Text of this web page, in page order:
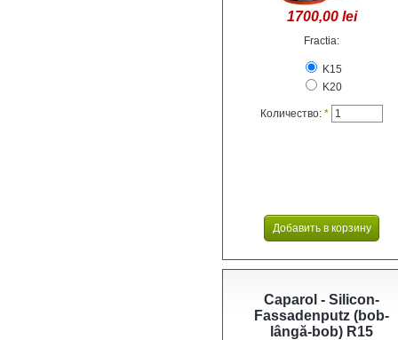
1700,00 lei
Fractia:
K15
K20
Количество: *
Caparol - Silicon-
Fassadenputz (bob-
lângă-bob) R15